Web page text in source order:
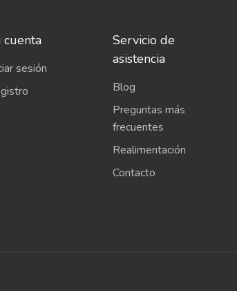
cuenta
sesión
Servicio de
asistencia
Blog
Preguntas más
frecuentes
Realimentación
Contacto